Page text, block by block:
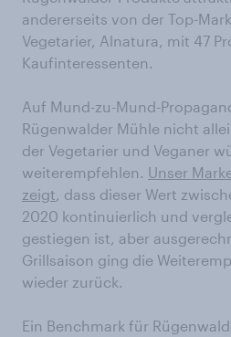
andererseits von der Top-
Vegetarier, Alnatura, mit 47
Kaufinteressenten.
Auf Mund-zu-Mund-
Rügenwalder Mühle nicht
der Vegetarier und Veganer
weiterempfehlen. Unser
zeigt, dass dieser Wert
2020 kontinuierlich und
gestiegen ist, aber
Grillsaison ging die
wieder zurück.
Ein Benchmark für